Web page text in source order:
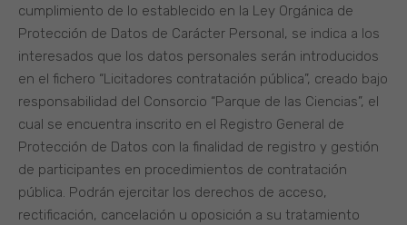
cumplimiento de lo establecido en la Ley Orgánica de
Protección de Datos de Carácter Personal, se indica a los
interesados que los datos personales serán introducidos
en el fichero “Licitadores contratación pública”, creado bajo
responsabilidad del Consorcio “Parque de las Ciencias”, el
cual se encuentra inscrito en el Registro General de
Protección de Datos con la finalidad de registro y gestión
de participantes en procedimientos de contratación
pública. Podrán ejercitar los derechos de acceso,
rectificación, cancelación u oposición a su tratamiento